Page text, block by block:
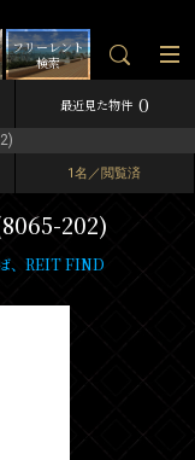
フリーレント
検索
最近見た物件 0
1名／閲覧済
202)
、REIT FIND